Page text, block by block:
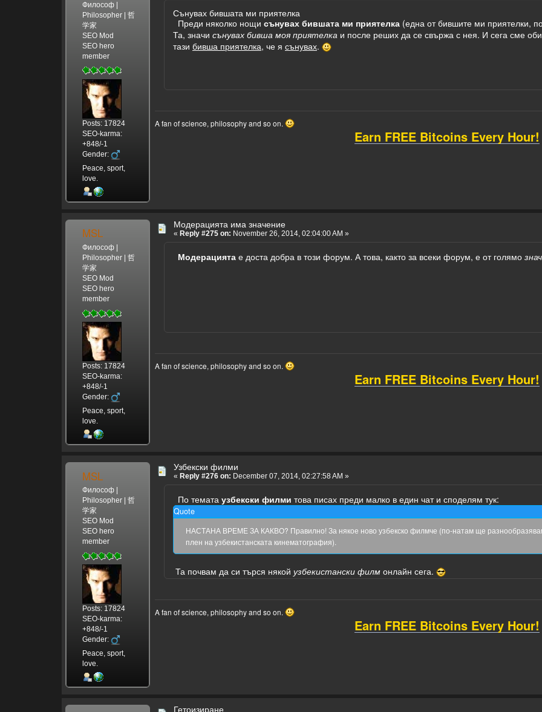
Философ |
Philosopher | 哲
学家
SEO Mod
SEO hero
member
Posts: 17824
SEO-karma:
+848/-1
Gender:
Peace, sport,
love.
Сънувах бившата ми приятелка
Преди няколко нощи сънувах бившата ми приятелка (една от бившите ми приятелки,
Та, значи сънувах бивша моя приятелка и после реших да се свържа с нея. И сега сме
тази бивша приятелка, че я сънувах.
A fan of science, philosophy and so on.
Earn FREE Bitcoins Every Hour!
MSL
Философ |
Philosopher | 哲
学家
SEO Mod
SEO hero
member
Posts: 17824
SEO-karma:
+848/-1
Gender:
Peace, sport,
love.
Модерацията има значение
« Reply #275 on: November 26, 2014, 02:04:00 AM »
Модерацията е доста добра в този форум. А това, както за всеки форум, е от голямо
A fan of science, philosophy and so on.
Earn FREE Bitcoins Every Hour!
MSL
Философ |
Philosopher | 哲
学家
SEO Mod
SEO hero
member
Posts: 17824
SEO-karma:
+848/-1
Gender:
Peace, sport,
love.
Узбекски филми
« Reply #276 on: December 07, 2014, 02:27:58 AM »
По темата узбекски филми това писах преди малко в един чат и споделям тук:
Quote
НАСТАНА ВРЕМЕ ЗА КАКВО? Правилно! За някое ново узбекско филмче (по-натам ще разнообразявам
плен на узбекистанската кинематография).
Та почвам да си търся някой узбекистански филм онлайн сега.
A fan of science, philosophy and so on.
Earn FREE Bitcoins Every Hour!
Гетоизиране